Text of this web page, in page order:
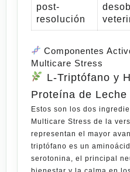
post-
resolución
Componentes
Multicare Stress
L-Triptófano y
Proteína de Leche
Estos son los dos
Multicare Stress de la
representan el mayor
triptófano es un
serotonina, el principal